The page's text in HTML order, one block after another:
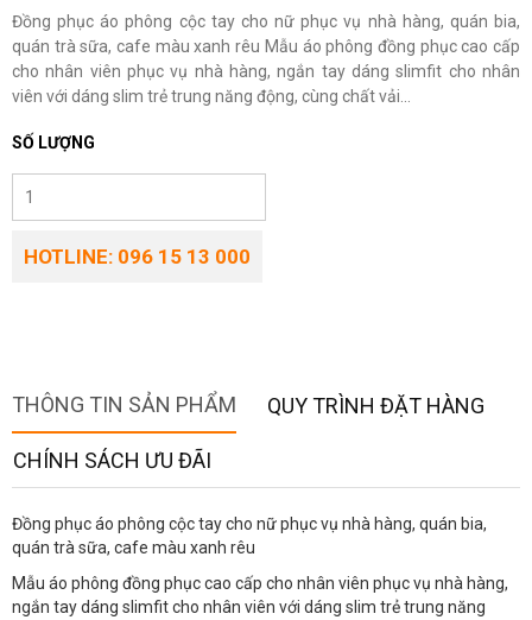
Đồng phục áo phông cộc tay cho nữ phục vụ nhà hàng, quán bia,
quán trà sữa, cafe màu xanh rêu Mẫu áo phông đồng phục cao cấp
cho nhân viên phục vụ nhà hàng, ngắn tay dáng slimfit cho nhân
viên với dáng slim trẻ trung năng động, cùng chất vải...
SỐ LƯỢNG
HOTLINE: 096 15 13 000
THÔNG TIN SẢN PHẨM QUY TRÌNH ĐẶT HÀNG
CHÍNH SÁCH ƯU ĐÃI
Đồng phục áo phông cộc tay cho nữ phục vụ nhà hàng, quán bia,
quán trà sữa, cafe màu xanh rêu
Mẫu áo phông đồng phục cao cấp cho nhân viên phục vụ nhà hàng,
ngắn tay dáng slimfit cho nhân viên với dáng slim trẻ trung năng